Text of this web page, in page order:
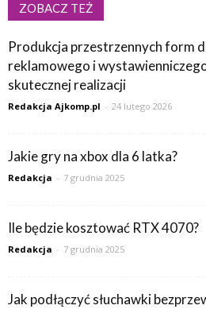
ZOBACZ TEŻ
Produkcja przestrzennych form
reklamowego i
skutecznej realizacji
Redakcja Ajkomp.pl - 24 lutego 2026
Jakie gry na xbox dla 6 latka?
Redakcja - 7 grudnia 2025
Ile będzie kosztować RTX 4070?
Redakcja - 7 grudnia 2025
Jak podłączyć słuchawki